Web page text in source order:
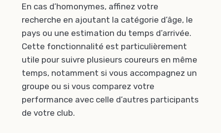
En cas d’homonymes, affinez votre
recherche en ajoutant la catégorie d’âge, le
pays ou une estimation du temps d’arrivée.
Cette fonctionnalité est particulièrement
utile pour suivre plusieurs coureurs en même
temps, notamment si vous accompagnez un
groupe ou si vous comparez votre
performance avec celle d’autres participants
de votre club.